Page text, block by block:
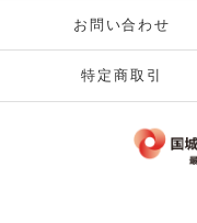
お問い合わせ
特定商取引